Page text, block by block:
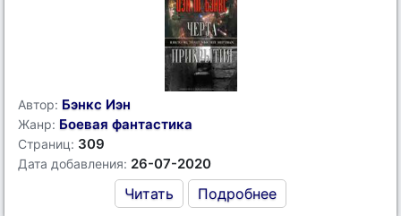
Автор: Бэнкс Иэн
Жанр: Боевая фантастика
Страниц: 309
Дата добавления: 26-07-2020
Читать Подробнее